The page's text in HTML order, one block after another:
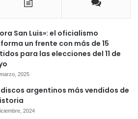
San Luis»: el oficialismo
un frente con más de 15
para las elecciones del 11 de
2025
discos argentinos más vendidos de
2024